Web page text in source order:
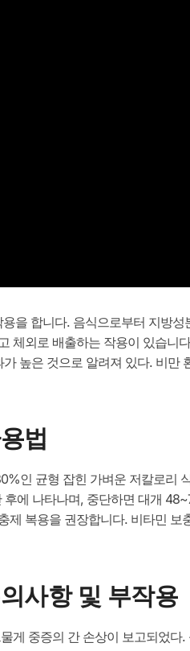
을 합니다. 음식으로부터 지방
체외로 배출하는 작용이 있습니
높은 것으로 알려져 있다. 비만
법
인 균형 잡힌 가벼운 저칼로리
에 나타나며, 중단하면 대개
복용을 권장합니다. 비타민
사항 및 부작용
게 중증의 간 손상이 보고되었